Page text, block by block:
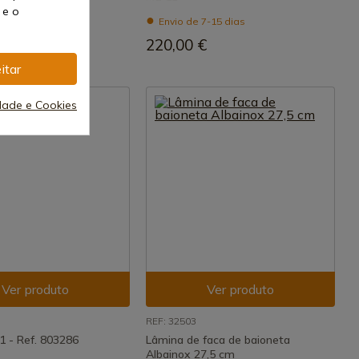
dias
Envio de 7-15 dias
220,00 €
Ver produto
- Ref. 803286
Ver produto
REF: 32503
Lâmina de faca de baioneta
Albainox 27,5 cm
o
e Cookies